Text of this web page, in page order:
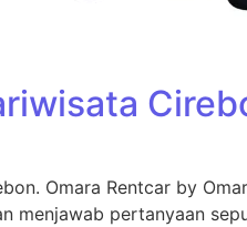
Omara Rentcar by
menjawab pertanyaan